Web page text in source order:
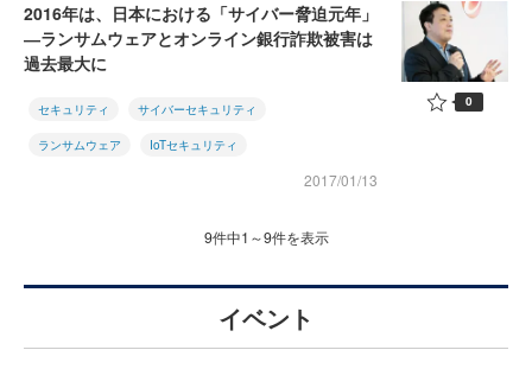
2016年は、日本における「サイバー脅迫元年」
―ランサムウェアとオンライン銀行詐欺被害は
過去最大に
セキュリティ サイバーセキュリティ
ランサムウェア IoTセキュリティ
2017/01/13
0
9件中1～9件を表示
イベント